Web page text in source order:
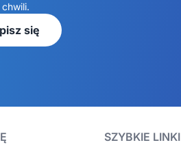
się
SZYBKIE LINKI